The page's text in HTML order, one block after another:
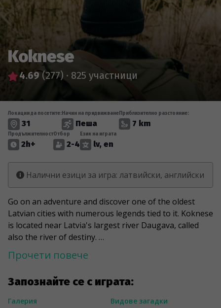
Koknese
4.69(277) · 825 участници
Запознайте се с играта:
Галерия
Видове загадки
Локации да посетите:
31
Начин на придвижване
Пеша
Приблизително разстояние:
7 km
Продължителност
2h+
Отбор
2-4
Език на играта
lv, en
Налични езици за игра: латвийски, английски
Go on an adventure and discover one of the oldest
Latvian cities with numerous legends tied to it. Koknese
is located near Latvia's largest river Daugava, called
also the river of destiny.
---
and surprising, some objects are permanently fixed,
while others have an unknown lifespan. Therefore,
Прочети повече